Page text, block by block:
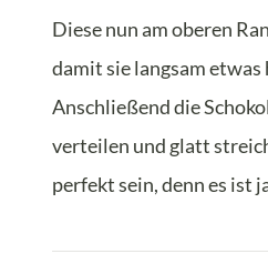
Diese nun am oberen
damit sie langsam
Anschließend die
verteilen und glatt
perfekt sein, denn es ist